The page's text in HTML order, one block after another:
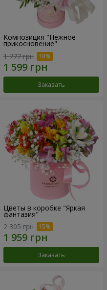
Композиция "Нежное
прикосновение"
1 777 грн
Заказать
Цветы в коробке "Яркая
фантазия"
2 305 грн
Заказать